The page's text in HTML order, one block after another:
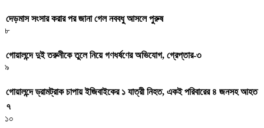
দেড়মাস সংসার করার পর জানা গেল নববধু আসলে পুরুষ
৮
গোয়ালন্দে দুই তরুনীকে তুলে নিয়ে গণধর্ষণের অভিযোগ, গ্রেপ্তার-৩
৯
গোয়ালন্দে ড্রামট্রাক চাপায় ইজিবাইকের ১ যাত্রী নিহত, একই পরিবারের ৪ জনসহ আহত
৭
১০